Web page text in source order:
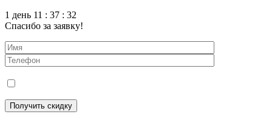
1 день 11 : 37 : 31
Спасибо за заявку!